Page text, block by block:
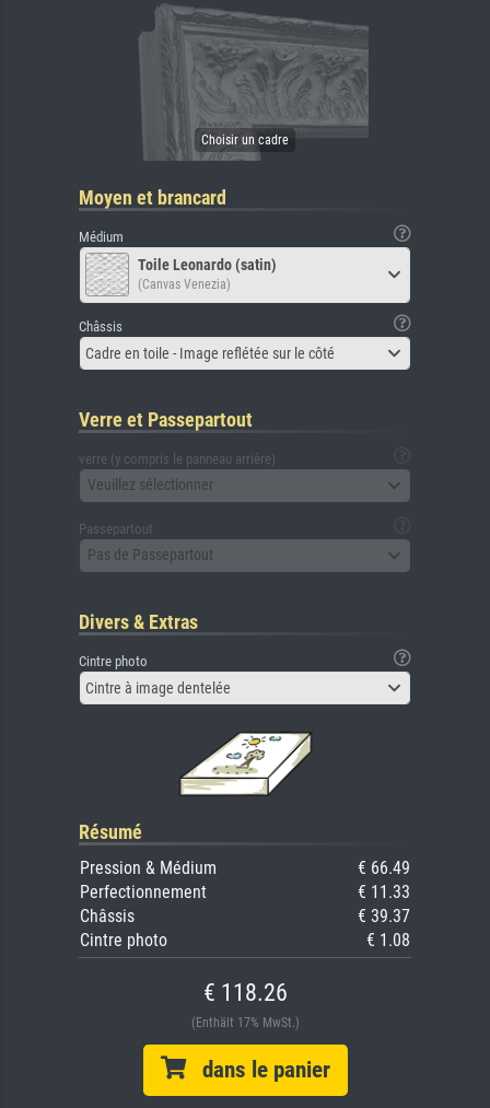
Moyen et brancard
Médium
Toile Leonardo (satin)
(Canvas Venezia)
Châssis
Cadre en toile - Image reflétée sur le côté
Verre et Passepartout
verre (y compris le panneau arrière)
Veuillez sélectionner
Passepartout
Pas de Passepartout
Divers & Extras
Cintre photo
Cintre à image dentelée
Résumé
Pression & Médium
€ 66.49
Perfectionnement
€ 11.33
Châssis
€ 39.37
Cintre photo
€ 1.08
€ 118.26
(Enthält 17% MwSt.)
dans le panier